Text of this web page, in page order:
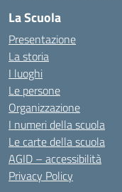
La Scuola
Presentazione
La storia
I luoghi
Le persone
Organizzazione
I numeri della scuola
Le carte della scuola
AGID – accessibilità
Privacy Policy